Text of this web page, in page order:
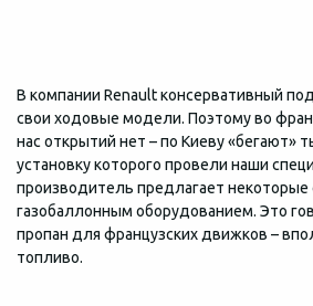
В компании Renault консервативный
свои ходовые модели. Поэтому во
нас открытий нет – по Киеву «бегают»
установку которого провели наши
производитель предлагает
газобаллонным оборудованием. Это
пропан для французских движков –
топливо.